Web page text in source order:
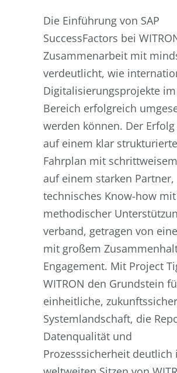
Die Einführung von SAP
SuccessFactors bei
Zusammenarbeit mit
verdeutlicht, wie
Digitalisierungsprojekte im
Bereich erfolgreich
werden können. Der
auf einem klar
Fahrplan mit
auf einem starken Partner,
technisches Know-how mit
methodischer
verband, getragen von
mit großem
Engagement. Mit Project
WITRON den Grundstein
einheitliche,
Systemlandschaft, die
Datenqualität und
Prozesssicherheit deutlich